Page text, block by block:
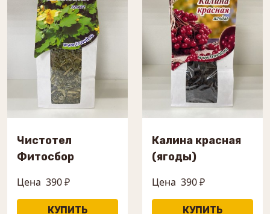
Чистотел
Фитосбор
Цена 390 ₽
Калина красная
(ягоды)
Цена 390 ₽